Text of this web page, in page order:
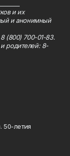
и их
и анонимный
(800) 700-01-83.
родителей: 8-
50-летия